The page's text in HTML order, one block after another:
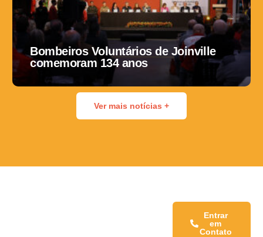
Bombeiros Voluntários de Joinville
comemoram 134 anos
Ver mais notícias +
Entrar
em
Contato